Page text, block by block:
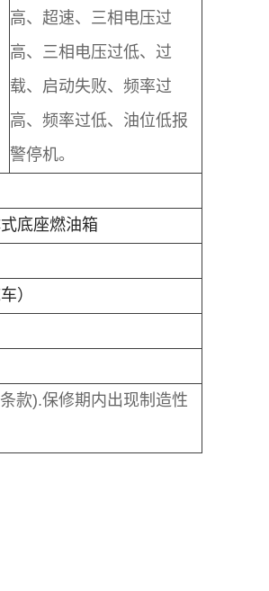
高、超速、三相电压过
高、三相电压过低、过
载、启动失败、频率过
高、频率过低、油位低报
警停机。
底座燃油箱
）
款).保修期内出现制造性